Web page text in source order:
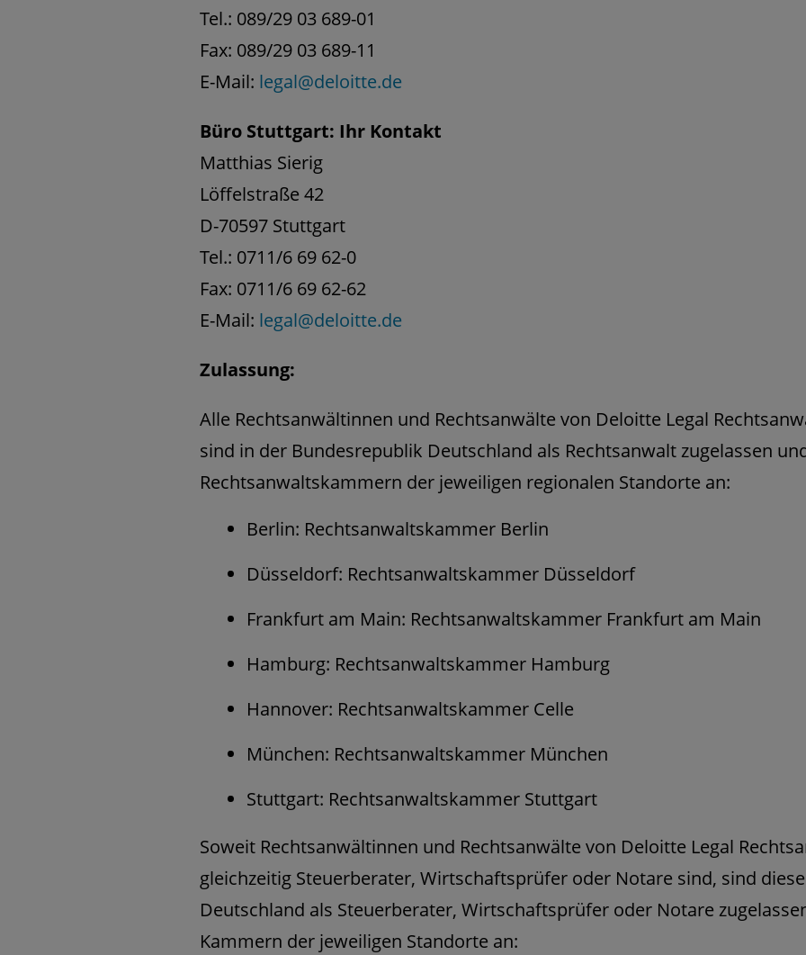
Tel.: 089/29 03 689-01
Fax: 089/29 03 689-11
E-Mail: legal@deloitte.de
Büro Stuttgart: Ihr Kontakt
Matthias Sierig
Löffelstraße 42
D-70597 Stuttgart
Tel.: 0711/6 69 62-0
Fax: 0711/6 69 62-62
E-Mail: legal@deloitte.de
Zulassung:
Alle Rechtsanwältinnen und Rechtsanwälte von Deloitte Legal
sind in der Bundesrepublik Deutschland als Rechtsanwalt zugelassen
Rechtsanwaltskammern der jeweiligen regionalen Standorte an:
Berlin: Rechtsanwaltskammer Berlin
Düsseldorf: Rechtsanwaltskammer Düsseldorf
Frankfurt am Main: Rechtsanwaltskammer Frankfurt am Main
Hamburg: Rechtsanwaltskammer Hamburg
Hannover: Rechtsanwaltskammer Celle
München: Rechtsanwaltskammer München
Stuttgart: Rechtsanwaltskammer Stuttgart
Soweit Rechtsanwältinnen und Rechtsanwälte von Deloitte Legal
gleichzeitig Steuerberater, Wirtschaftsprüfer oder Notare sind, sind
Deutschland als Steuerberater, Wirtschaftsprüfer oder Notare
Kammern der jeweiligen Standorte an: